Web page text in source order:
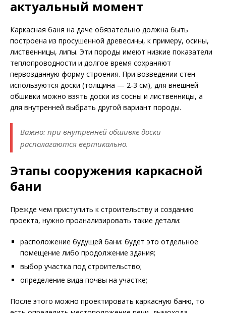
актуальный момент
Каркасная баня на даче обязательно должна быть
построена из просушенной древесины, к примеру, осины,
лиственницы, липы. Эти породы имеют низкие показатели
теплопроводности и долгое время сохраняют
первозданную форму строения. При возведении стен
используются доски (толщина — 2-3 см), для внешней
обшивки можно взять доски из сосны и лиственницы, а
для внутренней выбрать другой вариант породы.
Важно: при внутренней обшивке доски
располагаются вертикально.
Этапы сооружения каркасной
бани
Прежде чем приступить к строительству и созданию
проекта, нужно проанализировать такие детали:
расположение будущей бани: будет это отдельное
помещение либо продолжение здания;
выбор участка под строительство;
определение вида почвы на участке;
После этого можно проектировать каркасную баню, то